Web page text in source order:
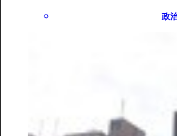
政